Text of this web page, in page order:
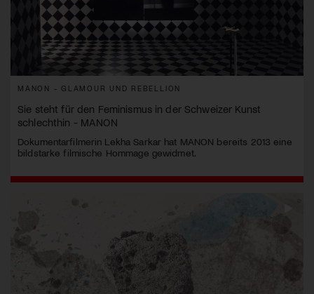
MANON - GLAMOUR UND REBELLION
Sie steht für den Feminismus in der Schweizer Kunst
schlechthin - MANON
Dokumentarfilmerin Lekha Sarkar hat MANON bereits 2013 eine
bildstarke filmische Hommage gewidmet.